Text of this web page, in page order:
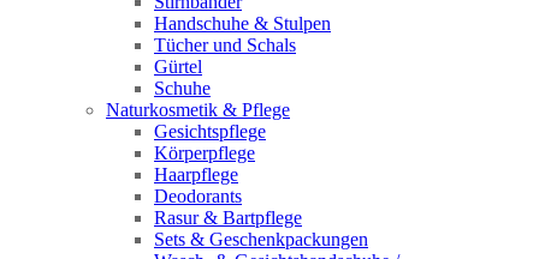
Handschuhe & Stulpen
Tücher und Schals
Gürtel
Schuhe
Naturkosmetik & Pflege
Gesichtspflege
Körperpflege
Haarpflege
Deodorants
Rasur & Bartpflege
Sets & Geschenkpackungen